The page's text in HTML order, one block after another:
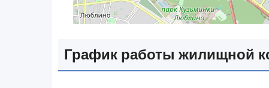
График работы жилищной